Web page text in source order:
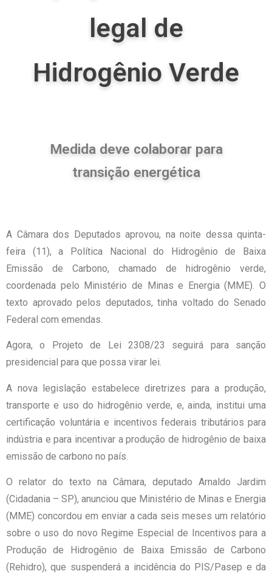
legal de
Hidrogênio Verde
Medida deve colaborar para
transição energética
A Câmara dos Deputados aprovou, na noite dessa quinta-
feira (11), a Política Nacional do Hidrogênio de Baixa
Emissão de Carbono, chamado de hidrogênio verde,
coordenada pelo Ministério de Minas e Energia (MME). O
texto aprovado pelos deputados, tinha voltado do Senado
Federal com emendas.
Agora, o Projeto de Lei 2308/23 seguirá para sanção
presidencial para que possa virar lei.
A nova legislação estabelece diretrizes para a produção,
transporte e uso do hidrogênio verde, e, ainda, institui uma
certificação voluntária e incentivos federais tributários para
indústria e para incentivar a produção de hidrogênio de baixa
emissão de carbono no país.
O relator do texto na Câmara, deputado Arnaldo Jardim
(Cidadania – SP), anunciou que Ministério de Minas e Energia
(MME) concordou em enviar a cada seis meses um relatório
sobre o uso do novo Regime Especial de Incentivos para a
Produção de Hidrogênio de Baixa Emissão de Carbono
(Rehidro), que suspenderá a incidência do PIS/Pasep e da